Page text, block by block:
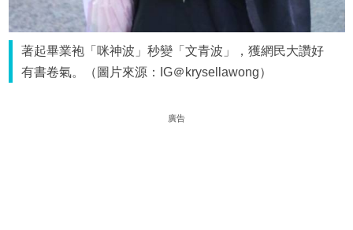
著起畢業袍「咪神波」秒變「文青波」，獲網民大讚好
有書卷氣。（圖片來源：IG＠krysellawong）
廣告